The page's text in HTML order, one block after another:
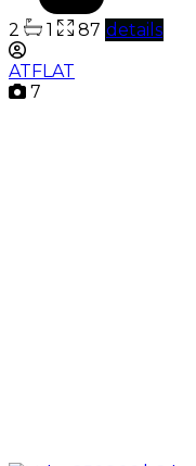
2 1 87 details
ATFLAT
7